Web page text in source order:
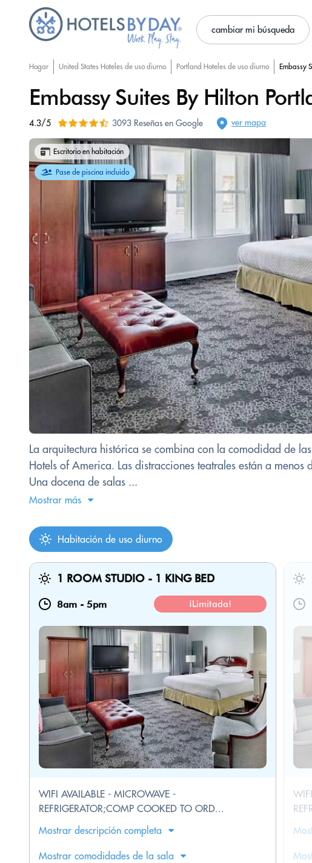
cambiar mi búsqueda
Hogar United States Hoteles de uso diurno Portland Hoteles de uso diurno Embassy
Embassy Suites By Hilton
4.3/5 3093 Reseñas en Google ver mapa
Escritorio en habitación
Pase de piscina incluido
La arquitectura histórica se combina con la comodidad de
Hotels of America. Las distracciones teatrales están a
Una docena de salas ...
Mostrar más
Habitación de uso diurno
1 ROOM STUDIO - 1 KING BED
8am - 5pm ¡Limitada!
WIFI AVAILABLE - MICROWAVE -
REFRIGERATOR;COMP COOKED TO ORD...
Mostrar descripción completa
Mostrar comodidades de la sala